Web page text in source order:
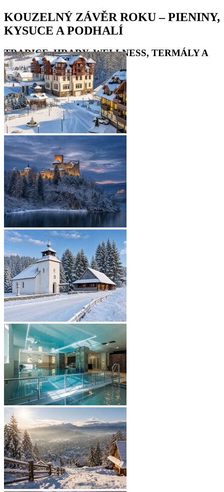
KOUZELNÝ ZÁVĚR ROKU – PIENINY,
KYSUCE A PODHALÍ
TRADICE, HRADY, WELLNESS, TERMÁLY A
LÁZEŇSKÁ POHODA
••••••••••••••